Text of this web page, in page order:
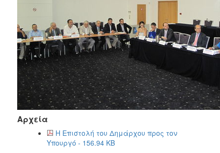
Αρχεία
Η Επιστολή του Δημάρχου προς τον
Υπουργό - 156.94 KB